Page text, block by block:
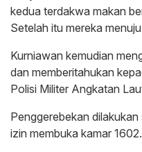
kedua terdakwa makan
Setelah itu mereka
Kurniawan kemudian
dan memberitahukan
Polisi Militer Angkatan
Penggerebekan
izin membuka kamar 1602.